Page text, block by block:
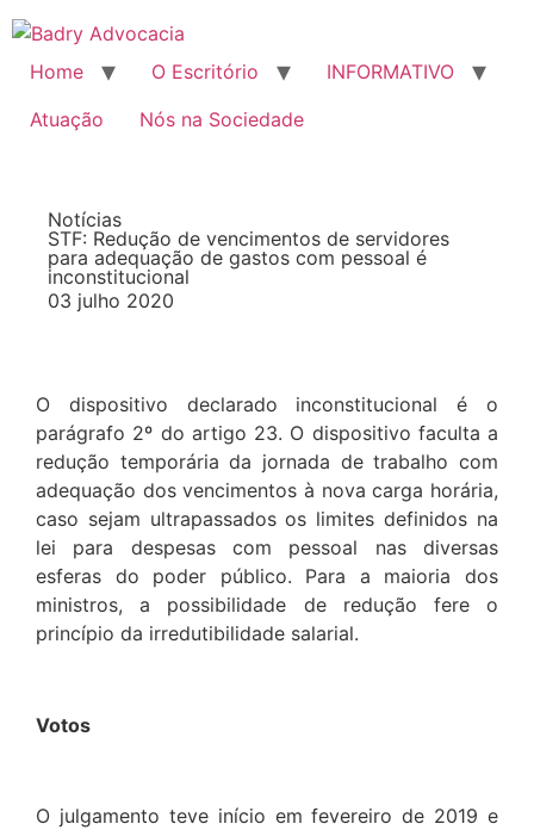
Home O Escritório
INFORMATIVO
Atuação
Nós na Sociedade
Notícias
STF: Redução de vencimentos de servidores
para adequação de gastos com pessoal é
inconstitucional
03 julho 2020
O dispositivo declarado inconstitucional é o
parágrafo 2º do artigo 23. O dispositivo faculta a
redução temporária da jornada de trabalho com
adequação dos vencimentos à nova carga horária,
caso sejam ultrapassados os limites definidos na
lei para despesas com pessoal nas diversas
esferas do poder público. Para a maioria dos
ministros, a possibilidade de redução fere o
princípio da irredutibilidade salarial.
Votos
O julgamento teve início em fevereiro de 2019 e